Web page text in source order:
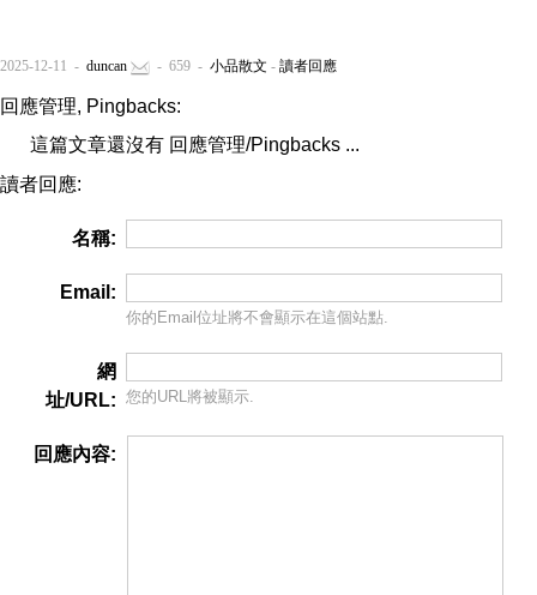
2025-12-11 - duncan - 659 - 小品散文 - 讀者回應
回應管理, Pingbacks:
這篇文章還沒有 回應管理/Pingbacks ...
讀者回應:
名稱:
Email:
你的Email位址將不會顯示在這個站點.
網
址/URL: 您的URL將被顯示.
回應內容: